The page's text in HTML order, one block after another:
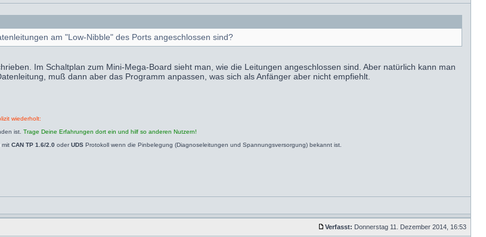
am "Low-Nibble" des Ports angeschlossen sind?
Im Schaltplan zum Mini-Mega-Board sieht man, wie die Leitungen angeschlossen sind. Aber natürlich kann man
muß dann aber das Programm anpassen, was sich als Anfänger aber nicht empfiehlt.
wiederholt:
ist. Trage Deine Erfahrungen dort ein und hilf so anderen Nutzern!
mit CAN TP 1.6/2.0 oderUDS Protokoll wenn die Pinbelegung (Diagnoseleitungen und Spannungsversorgung) bekannt ist.
Verfasst: Donnerstag 11. Dezember 2014, 16:53